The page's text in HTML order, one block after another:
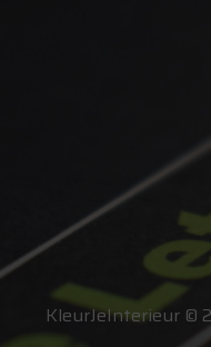
KleurJeInterieur ©